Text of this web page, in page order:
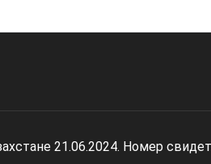
21.06.2024. Номер